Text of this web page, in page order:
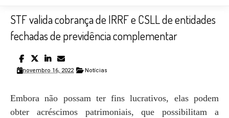
STF valida cobrança de IRRF e CSLL de entidades
fechadas de previdência complementar
novembro 16, 2022 Notícias
Embora não possam ter fins lucrativos, elas podem
obter acréscimos patrimoniais, que possibilitam a